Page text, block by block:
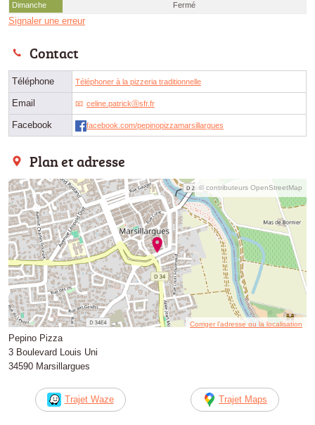
Dimanche
Fermé
Signaler une erreur
Contact
Téléphone Téléphoner à la pizzeria traditionnelle
Email celine.patrickⓐsfr.fr
Facebook facebook.com/pepinopizzamarsillargues
Plan et adresse
© contributeurs OpenStreetMap
Corriger l’adresse ou la localisation
Pepino Pizza
3 Boulevard Louis Uni
34590 Marsillargues
Trajet Waze Trajet Maps